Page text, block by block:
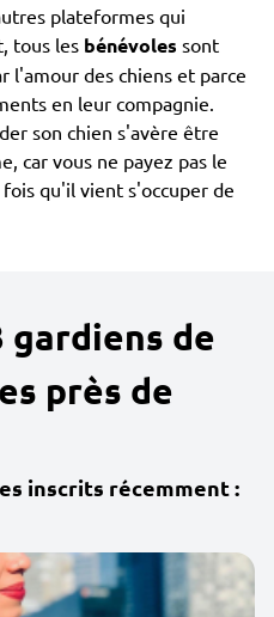
plateformes qui
tous les bénévoles sont
l'amour des chiens et parce
en leur compagnie.
son chien s'avère être
car vous ne payez pas le
fois qu'il vient s'occuper de
gardiens de
près de
inscrits récemment :